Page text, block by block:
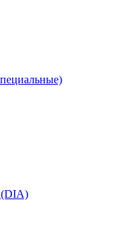
(DIA)